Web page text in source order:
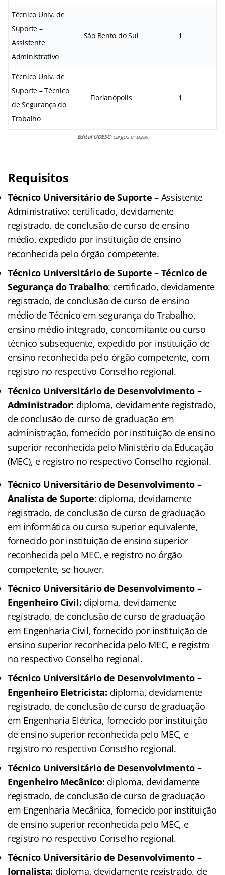
Técnico Univ. de
Suporte –
Assistente
Administrativo
São Bento do Sul 1
Técnico Univ. de
Suporte – Técnico
de Segurança do
Trabalho
Florianópolis 1
Edital UDESC: cargos e vagas
Requisitos
Técnico Universitário de Suporte – Assistente
Administrativo: certificado, devidamente
registrado, de conclusão de curso de ensino
médio, expedido por instituição de ensino
reconhecida pelo órgão competente.
Técnico Universitário de Suporte – Técnico de
Segurança do Trabalho: certificado, devidamente
registrado, de conclusão de curso de ensino
médio de Técnico em segurança do Trabalho,
ensino médio integrado, concomitante ou curso
técnico subsequente, expedido por instituição de
ensino reconhecida pelo órgão competente, com
registro no respectivo Conselho regional.
Técnico Universitário de Desenvolvimento –
Administrador: diploma, devidamente registrado,
de conclusão de curso de graduação em
administração, fornecido por instituição de ensino
superior reconhecida pelo Ministério da Educação
(MEC), e registro no respectivo Conselho regional.
Técnico Universitário de Desenvolvimento –
Analista de Suporte: diploma, devidamente
registrado, de conclusão de curso de graduação
em informática ou curso superior equivalente,
fornecido por instituição de ensino superior
reconhecida pelo MEC, e registro no órgão
competente, se houver.
Técnico Universitário de Desenvolvimento –
Engenheiro Civil: diploma, devidamente
registrado, de conclusão de curso de graduação
em Engenharia Civil, fornecido por instituição de
ensino superior reconhecida pelo MEC, e registro
no respectivo Conselho regional.
Técnico Universitário de Desenvolvimento –
Engenheiro Eletricista: diploma, devidamente
registrado, de conclusão de curso de graduação
em Engenharia Elétrica, fornecido por instituição
de ensino superior reconhecida pelo MEC, e
registro no respectivo Conselho regional.
Técnico Universitário de Desenvolvimento –
Engenheiro Mecânico: diploma, devidamente
registrado, de conclusão de curso de graduação
em Engenharia Mecânica, fornecido por instituição
de ensino superior reconhecida pelo MEC, e
registro no respectivo Conselho regional.
Técnico Universitário de Desenvolvimento –
Jornalista: diploma, devidamente registrado, de